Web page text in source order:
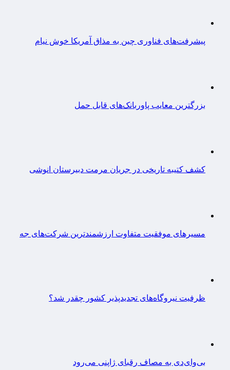
پیشرفت‌های فناوری چین به مذاق آمریکا خوش نیام
بزرگترین معایب پاوربانک‌های قابل حمل
کشف کتیبه تاریخی در جریان مرمت دبیرستان انوشی
مسیرهای موفقیت متفاوت ارزشمندترین شرکت‌های جه
ظرفیت نیروگاه‌های تجدیدپذیر کشور چقدر شد؟
بی‌وای‌دی به مصاف رقبای ژاپنی می‌رود